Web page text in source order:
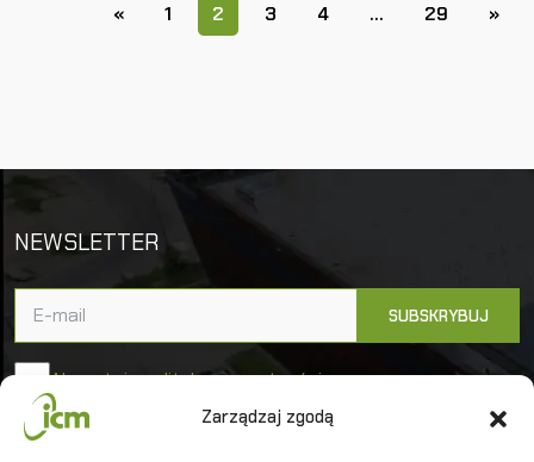
Zarządzaj zgodą
« 1 2 3 4 … 29 »
NEWSLETTER
Akceptuję politykę prywatności